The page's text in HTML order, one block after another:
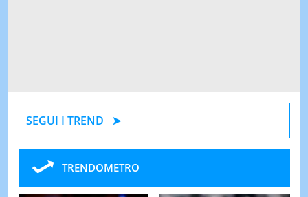
SEGUI I TREND
TRENDOMETRO